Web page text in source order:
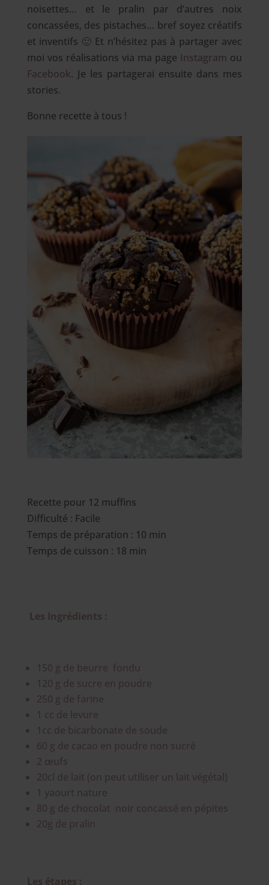
noisettes… et le pralin par d’autres noix
concassées, des pistaches… bref soyez créatifs
et inventifs 🙂 Et n’hésitez pas à partager avec
moi vos réalisations via ma page Instagram ou
Facebook. Je les partagerai ensuite dans mes
stories.
Bonne recette à tous !
Recette pour 12 muffins
Difficulté : Facile
Temps de préparation : 10 min
Temps de cuisson : 18 min
Les Ingrédients :
150 g de beurre fondu
120 g de sucre en poudre
250 g de farine
1 cc de levure
1cc de bicarbonate de soude
60 g de cacao en poudre non sucré
2 œufs
20cl de lait (on peut utiliser un lait végétal)
1 yaourt nature
80 g de chocolat noir concassé en pépites
20g de pralin
Les étapes :